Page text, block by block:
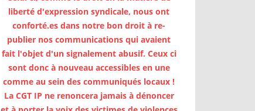
liberté d'expression syndicale, nous ont
conforté.es dans notre bon droit à re-
publier nos communications qui avaient
fait l'objet d'un signalement abusif. Ceux ci
sont donc à nouveau accessibles en une
comme au sein des communiqués locaux !
La CGT IP ne renoncera jamais à dénoncer